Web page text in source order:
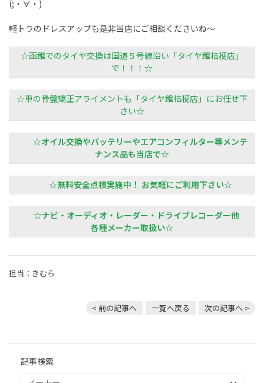
(;・∀・)
軽トラのドレスアップも是非当店にご相談くださいね～
☆函館でのタイヤ交換は国道５号線沿い「タイヤ館桔梗店」
で！！！☆
☆車の骨盤矯正アライメントも「タイヤ館桔梗店」にお任せ下
さい☆
☆オイル交換やバッテリーやエアコンフィルター等メンテ
ナンス品も当店で☆
☆無料安全点検実施中！ お気軽にご利用下さい☆
☆ナビ・オーディオ・レーダー・ドライブレコーダー他
各種メーカー取扱い☆
担当：きむら
< 前の記事へ 一覧へ戻る 次の記事へ >
記事検索